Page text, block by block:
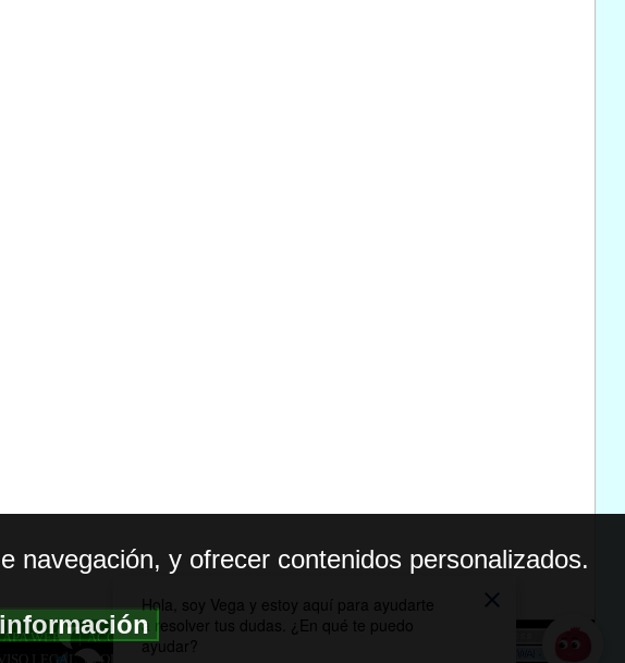
WEB|ACCESIBILIDAD
LEGAL| POLITICA DE PRIVACIDAD
navegación, y ofrecer contenidos personalizados.